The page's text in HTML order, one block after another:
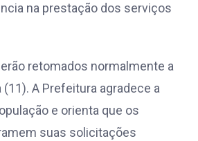
na prestação dos serviços
retomados normalmente a
A Prefeitura agradece a
e orienta que os
suas solicitações